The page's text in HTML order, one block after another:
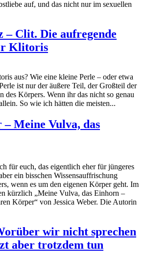
auf, und das nicht nur im sexuellen
– Clit. Die aufregende
Klitoris
aus? Wie eine kleine Perle – oder etwa
ist nur der äußere Teil, der Großteil der
des Körpers. Wenn ihr das nicht so genau
So wie ich hätten die meisten...
– Meine Vulva, das
für euch, das eigentlich eher für jüngeres
ein bisschen Wissensauffrischung
wenn es um den eigenen Körper geht. Im
kürzlich „Meine Vulva, das Einhorn –
Körper“ von Jessica Weber. Die Autorin
wir nicht sprechen
aber trotzdem tun